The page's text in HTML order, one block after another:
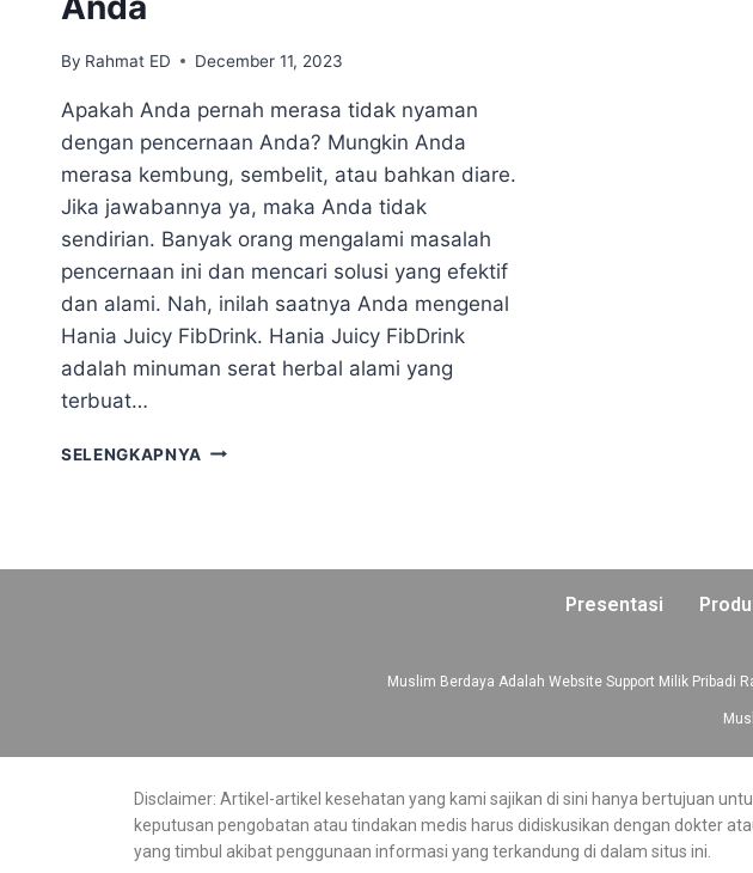
By Rahmat ED December 11, 2023
Apakah Anda pernah merasa tidak nyaman
dengan pencernaan Anda? Mungkin Anda
merasa kembung, sembelit, atau bahkan diare.
Jika jawabannya ya, maka Anda tidak
sendirian. Banyak orang mengalami masalah
pencernaan ini dan mencari solusi yang efektif
dan alami. Nah, inilah saatnya Anda mengenal
Hania Juicy FibDrink. Hania Juicy FibDrink
adalah minuman serat herbal alami yang
terbuat…
SELENGKAPNYA
Presentasi
Muslim Berdaya Adalah Website Support Milik Pribadi
Disclaimer: Artikel-artikel kesehatan yang kami sajikan di sini hanya bertujuan
keputusan pengobatan atau tindakan medis harus didiskusikan dengan dokter
yang timbul akibat penggunaan informasi yang terkandung di dalam situs ini.